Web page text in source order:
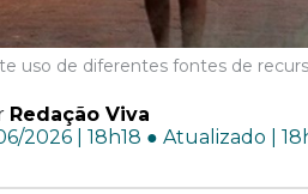
uso de diferentes fontes de
Redação Viva
2026 | 18h18 ● Atualizado |